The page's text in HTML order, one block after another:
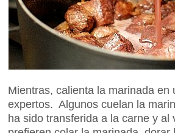
Mientras, calienta la marinada
expertos. Algunos cuelan la
ha sido transferida a la carne y